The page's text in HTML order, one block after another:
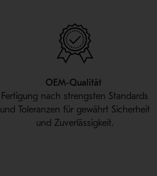
OEM-Qualität
Fertigung nach strengsten Standards
und Toleranzen für gewährt Sicherheit
und Zuverlässigkeit.